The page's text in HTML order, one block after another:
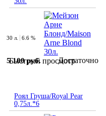
Быстрый просмотр
30 л. 6.6 %
5 100 руб. Достаточно
Роял Груша/Royal Pear
0,75л.*6